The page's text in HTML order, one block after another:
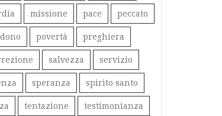
missione pace peccato
povertà preghiera
salvezza servizio
speranza spirito santo
tentazione testimonianza